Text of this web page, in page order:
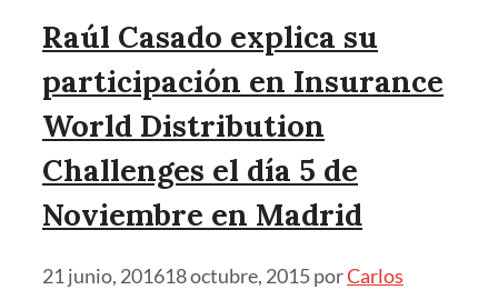
Raúl Casado explica su
participación en Insurance
World Distribution
Challenges el día 5 de
Noviembre en Madrid
21 junio, 201618 octubre, 2015porCarlos